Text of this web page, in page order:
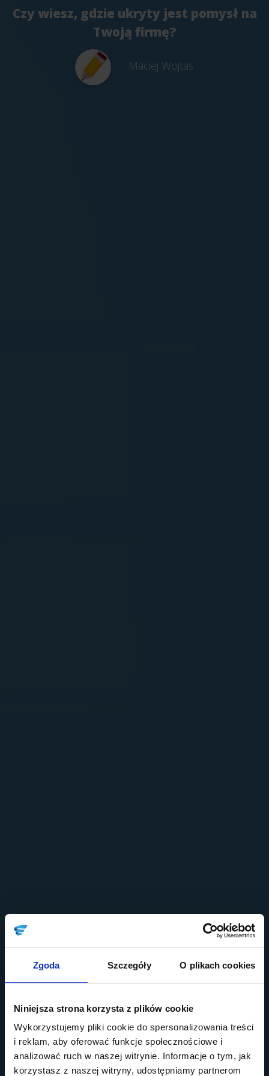
Zgoda Szczegóły O plikach cookies
Niniejsza strona korzysta z plików cookie
Wykorzystujemy pliki cookie do spersonalizowania treści
i reklam, aby oferować funkcje społecznościowe i
analizować ruch w naszej witrynie. Informacje o tym, jak
korzystasz z naszej witryny, udostępniamy partnerom
Czy wiesz, gdzie ukryty jest pomysł na
Twoją firmę?
Maciej Wojtas